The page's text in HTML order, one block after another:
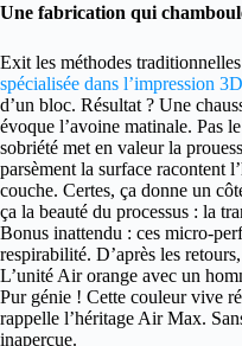
Une fabrication qui
Exit les méthodes
spécialisée dans l’impression 3D
d’un bloc. Résultat ? Une
évoque l’avoine matinale. Pas
sobriété met en valeur la
parsèment la surface racontent
couche. Certes, ça donne un
ça la beauté du processus : la
Bonus inattendu : ces micro-
respirabilité. D’après les
L’unité Air orange avec un
Pur génie ! Cette couleur vive
rappelle l’héritage Air Max.
inaperçue.